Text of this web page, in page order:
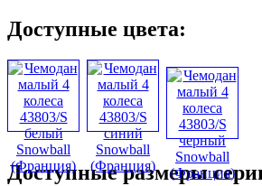
Доступные цвета:
Доступные размеры